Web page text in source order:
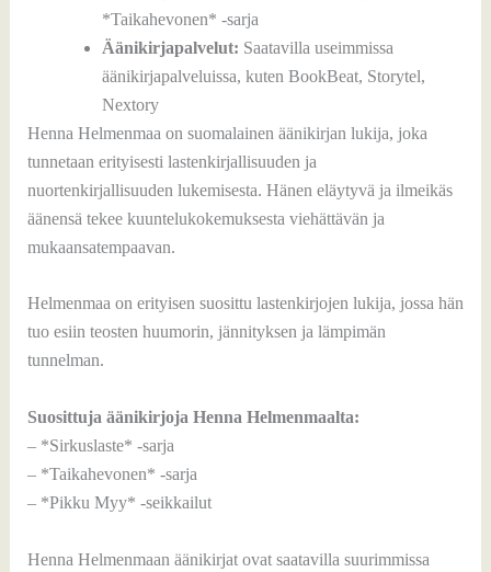
*Taikahevonen* -sarja
Äänikirjapalvelut: Saatavilla useimmissa
äänikirjapalveluissa, kuten BookBeat, Storytel,
Nextory
Henna Helmenmaa on suomalainen äänikirjan lukija, joka
tunnetaan erityisesti lastenkirjallisuuden ja
nuortenkirjallisuuden lukemisesta. Hänen eläytyvä ja ilmeikäs
äänensä tekee kuuntelukokemuksesta viehättävän ja
mukaansatempaavan.
Helmenmaa on erityisen suosittu lastenkirjojen lukija, jossa hän
tuo esiin teosten huumorin, jännityksen ja lämpimän
tunnelman.
Suosittuja äänikirjoja Henna Helmenmaalta:
– *Sirkuslaste* -sarja
– *Taikahevonen* -sarja
– *Pikku Myy* -seikkailut
Henna Helmenmaan äänikirjat ovat saatavilla suurimmissa